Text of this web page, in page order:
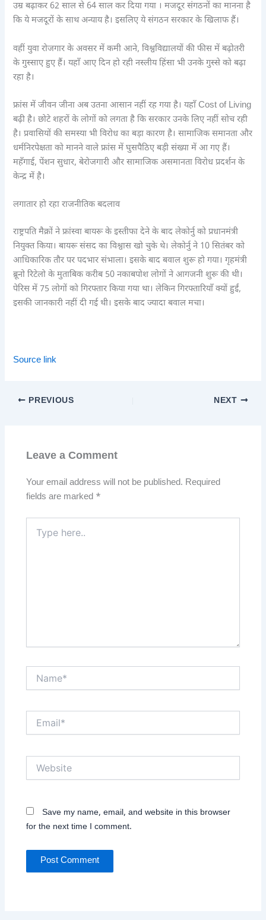
उम्र बढ़ाकर 62 साल से 64 साल कर दिया गया । मजदूर संगठनों का मानना है
कि ये मजदूरों के साथ अन्याय है। इसलिए ये संगठन सरकार के खिलाफ हैं।
वहीं युवा रोजगार के अवसर में कमी आने, विश्वविद्यालयों की फीस में बढ़ोतरी
के गुस्साए हुए हैं। यहाँ आए दिन हो रही नस्लीय हिंसा भी उनके गुस्से को बढ़ा
रहा है।
फ्रांस में जीवन जीना अब उतना आसान नहीं रह गया है। यहाँ Cost of Living
बढ़ी है। छोटे शहरों के लोगों को लगता है कि सरकार उनके लिए नहीं सोच रही
है। प्रवासियों की समस्या भी विरोध का बड़ा कारण है। सामाजिक समानता और
धर्मनिरपेक्षता को मानने वाले फ्रांस में घुसपैठिए बड़ी संख्या में आ गए हैं।
महँगाई, पेंशन सुधार, बेरोजगारी और सामाजिक असमानता विरोध प्रदर्शन के
केन्द्र में है।
लगातार हो रहा राजनीतिक बदलाव
राष्ट्रपति मैक्रों ने फ्रांस्वा बायरू के इस्तीफा देने के बाद लेकोर्नु को प्रधानमंत्री
नियुक्त किया। बायरू संसद का विश्वास खो चुके थे। लेकोर्नु ने 10 सितंबर को
आधिकारिक तौर पर पदभार संभाला। इसके बाद बवाल शुरू हो गया। गृहमंत्री
ब्रूनो रिटेलो के मुताबिक करीब 50 नकाबपोश लोगों ने आगजनी शुरू की थी।
पेरिस में 75 लोगों को गिरफ्तार किया गया था। लेकिन गिरफ्तारियाँ क्यों हुईं,
इसकी जानकारी नहीं दी गई थी। इसके बाद ज्यादा बवाल मचा।
Source link
PREVIOUS NEXT
Leave a Comment
Your email address will not be published. Required
fields are marked *
here..
Save my name, email, and website in this browser
for the next time I comment.